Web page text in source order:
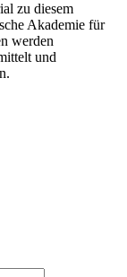
zu diesem
Akademie für
werden
und